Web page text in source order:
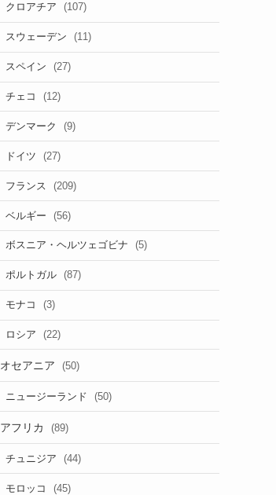
クロアチア (107)
スウェーデン (11)
スペイン (27)
チェコ (12)
デンマーク (9)
ドイツ (27)
フランス (209)
ベルギー (56)
ボスニア・ヘルツェゴビナ (5)
ポルトガル (87)
モナコ (3)
ロシア (22)
オセアニア (50)
ニュージーランド (50)
アフリカ (89)
チュニジア (44)
モロッコ (45)